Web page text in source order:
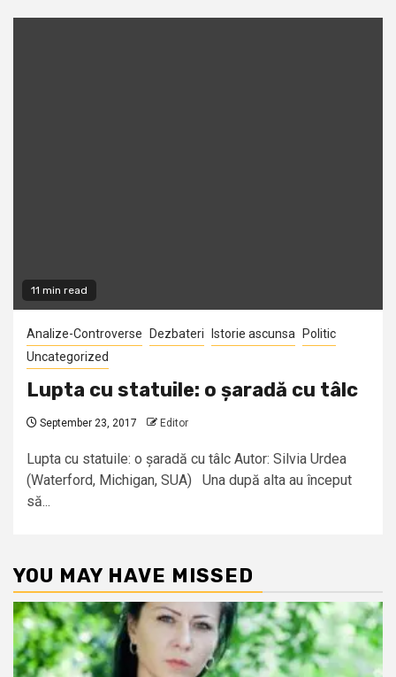
11 min read
Analize-Controverse Dezbateri Istorie ascunsa
Politic
Uncategorized
Lupta cu statuile: o șaradă cu tâlc
September 23, 2017 Editor
Lupta cu statuile: o șaradă cu tâlc Autor: Silvia Urdea
(Waterford, Michigan, SUA) Una după alta au început
să...
YOU MAY HAVE MISSED